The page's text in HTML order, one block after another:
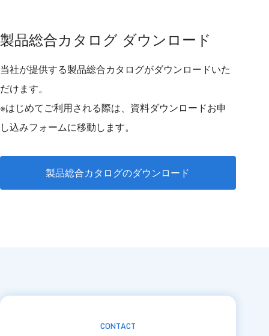
製品総合カタログ ダウンロード
当社が提供する製品総合カタログがダウンロードいた
だけます。
※はじめてご利用される際は、資料ダウンロードお申
し込みフォームに移動します。
製品総合カタログのダウンロード
CONTACT